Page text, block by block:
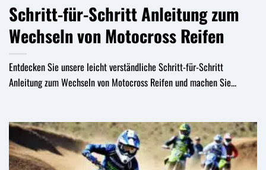
Schritt-für-Schritt Anleitung zum
Wechseln von Motocross Reifen
Entdecken Sie unsere leicht verständliche Schritt-für-Schritt
Anleitung zum Wechseln von Motocross Reifen und machen Sie...